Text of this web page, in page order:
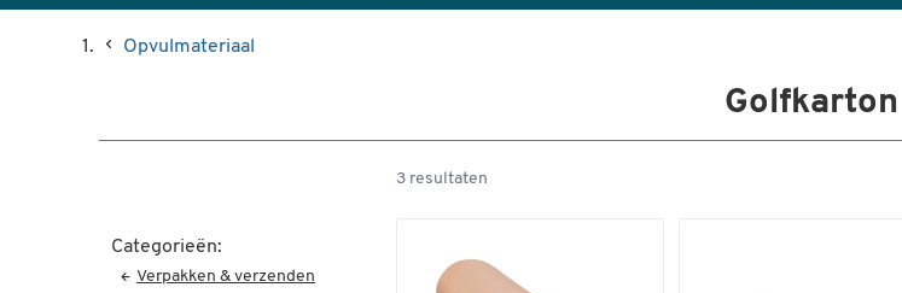
Opvulmateriaal
Golfkarton
Categorieën:
Verpakken & verzenden
3 resultaten